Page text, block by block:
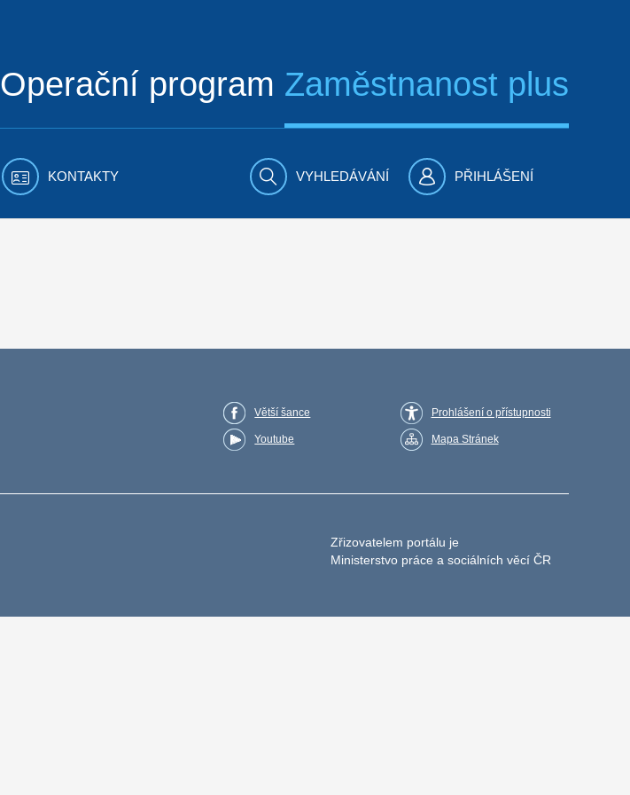
Operační program Zaměstnanost plus
KONTAKTY VYHLEDÁVÁNÍ PŘIHLÁŠENÍ
Větší šance
Youtube
Prohlášení o přístupnosti
Mapa Stránek
Zřizovatelem portálu je
Ministerstvo práce a sociálních věcí ČR